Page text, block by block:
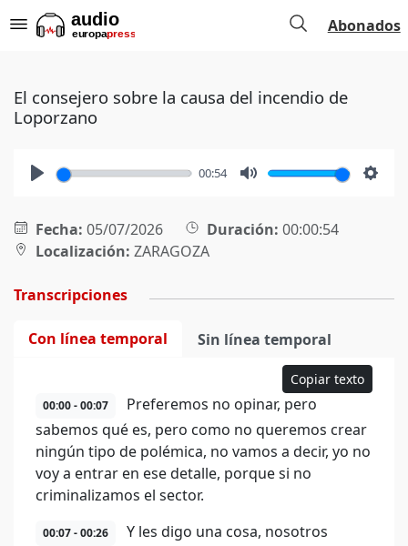
Abonados
El consejero sobre la causa del incendio de
Loporzano
00:54
Fecha: 05/07/2026 Duración: 00:00:54
Localización: ZARAGOZA
Transcripciones
Con línea temporal Sin línea temporal
Copiar texto
00:00 - 00:07
Preferemos no opinar, pero
sabemos qué es, pero como no queremos crear
ningún tipo de polémica, no vamos a decir, yo no
voy a entrar en ese detalle, porque si no
criminalizamos el sector.
00:07 - 00:26
Y les digo una cosa, nosotros